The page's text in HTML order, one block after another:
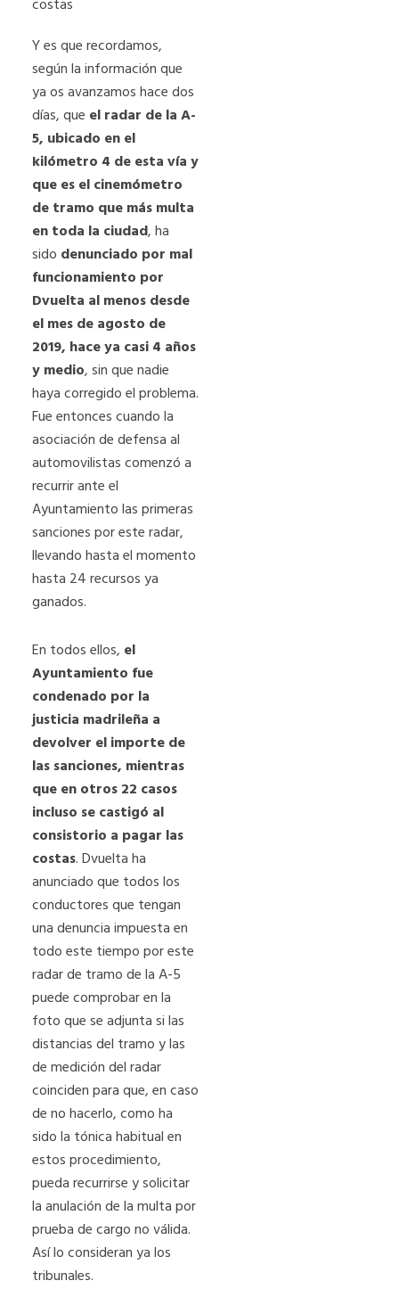
costas
Y es que recordamos,
según la información que
ya os avanzamos hace dos
días, que el radar de la A-
5, ubicado en el
kilómetro 4 de esta vía y
que es el cinemómetro
de tramo que más multa
en toda la ciudad, ha
sido denunciado por mal
funcionamiento por
Dvuelta al menos desde
el mes de agosto de
2019, hace ya casi 4 años
y medio, sin que nadie
haya corregido el problema.
Fue entonces cuando la
asociación de defensa al
automovilistas comenzó a
recurrir ante el
Ayuntamiento las primeras
sanciones por este radar,
llevando hasta el momento
hasta 24 recursos ya
ganados.
En todos ellos, el
Ayuntamiento fue
condenado por la
justicia madrileña a
devolver el importe de
las sanciones, mientras
que en otros 22 casos
incluso se castigó al
consistorio a pagar las
costas. Dvuelta ha
anunciado que todos los
conductores que tengan
una denuncia impuesta en
todo este tiempo por este
radar de tramo de la A-5
puede comprobar en la
foto que se adjunta si las
distancias del tramo y las
de medición del radar
coinciden para que, en caso
de no hacerlo, como ha
sido la tónica habitual en
estos procedimiento,
pueda recurrirse y solicitar
la anulación de la multa por
prueba de cargo no válida.
Así lo consideran ya los
tribunales.